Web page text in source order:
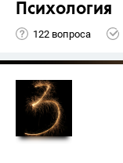
Психология
122 вопроса